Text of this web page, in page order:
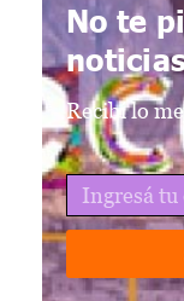
No te
Recibí lo